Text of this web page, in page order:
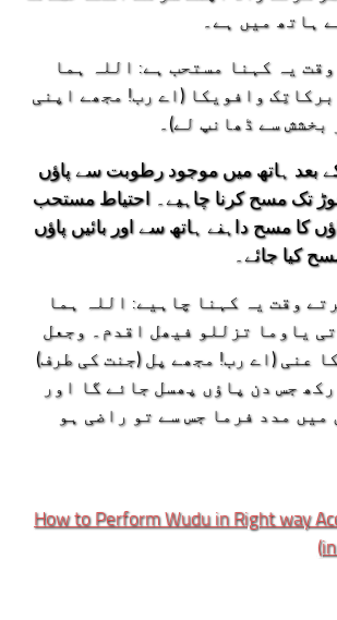
ہاتھ میں ہے۔
یہ کہنا مستحب ہے: اللہ ہما
وافویکا (اے رب! مجھے اپنی
بخشش سے ڈھانپ لے)۔
بعد ہاتھ میں موجود رطوبت سے پاؤں
تک مسح کرنا چاہیے۔ احتیاط مستحب
کا مسح داہنے ہاتھ سے اور بائیں پاؤں
کیا جائے۔
وقت یہ کہنا چاہیے: اللہ ہما
یاوما تزللو فیھل اقدم۔ وجعل
عنی (اے رب! مجھے پل (جنت کی طرف)
جس دن پاؤں پھسل جائے گا اور
میں مدد فرما جس سے تو راضی ہو
How to Perform Wudu in Right way